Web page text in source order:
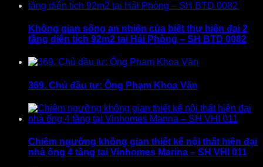
Không gian sống an nhiên của biệt thự hiện đại 2
tầng diện tích 92m2 tại Hải Phòng – SH BTD 0082
369. Chủ đầu tư: Ông Phạm Khoa Văn
Chiêm ngưỡng không gian thiết kế nội thất hiện đại
nhà ống 4 tầng tại Vinhomes Marina – SH VHI 011